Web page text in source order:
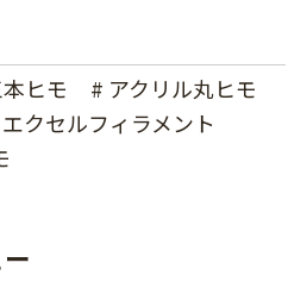
ヒモ
# アクリル丸ヒモ
クセルフィラメント